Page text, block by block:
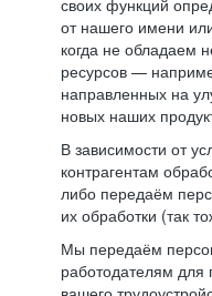
своих функций
от нашего имени
когда не обладаем
ресурсов —
направленных на
новых наших
В зависимости от
контрагентам
либо передаём
их обработки (так
Мы передаём
работодателям для